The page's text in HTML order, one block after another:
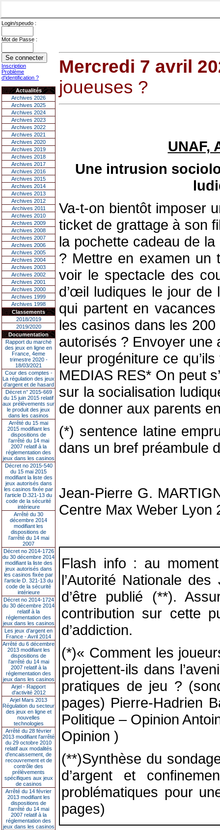
Login/speudo :
Mot de Passe :
Inscription
Problème
d'identification ?
Actualités
Archives 2026
Archives 2025
Archives 2024
Archives 2023
Archives 2022
Archives 2021
Archives 2020
Archives 2019
Archives 2018
Archives 2017
Archives 2016
Archives 2015
Archives 2014
Archives 2013
Archives 2012
Archives 2011
Archives 2010
Archives 2009
Archives 2008
Archives 2007
Archives 2006
Archives 2005
Archives 2004
Archives 2003
Archives 2002
Archives 2001
Archives 2000
Archives 1999
Archives 1998
Classements
2018/2019
2019/2020
Documentation
Rapport du marché
des jeux en ligne en
France, 4eme
trimestre 2020 -
18/03/2021
Cour des comptes -
La régulation des jeux
d’argent et de hasard
Décret n° 2015-669
du 15 juin 2015 relatif
aux prélèvements sur
le produit des jeux
dans les casinos
Arrêté du 15 mai
2015 modifiant les
dispositions de
l’arrêté du 14 mai
2007 relatif à la
réglementation des
jeux dans les casinos
Décret no 2015-540
du 15 mai 2015
modifiant la liste des
jeux autorisés dans
les casinos fixée par
l’article D.321-13 du
code de la sécurité
intérieure
Arrêté du 30
décembre 2014
modifiant les
dispositions de
l’arrêté du 14 mai
2007
Décret no 2014-1726
du 30 décembre 2014
modifiant la liste des
jeux autorisés dans
les casinos fixée par
l’article D. 321-13 du
code de la sécurité
intérieure
Décret no 2014-1724
du 30 décembre 2014
relatif à la
réglementation des
jeux dans les casinos
Les jeux d’argent en
France - Avril 2014
Arrêté du 6 décembre
2013 modifiant les
dispositions de
l’arrêté du 14 mai
2007 relatif à la
réglementation des
jeux dans les casinos
Arjel - Rapport
d'activité 2012
Arjel Mars 2013
Régulation du secteur
des jeux en ligne et
nouvelles
technologies
Arrêté du 28 février
2013 modifiant l'arrêté
du 29 octobre 2010
relatif aux modalités
d'encaissement, de
recouvrement et de
contrôle des
prélèvements
spécifiques aux jeux
de casinos
Arrêté du 14 février
2013 modifiant les
dispositions de
l'arrêté du 14 mai
2007 relatif à la
réglementation des
jeux dans les casinos
Mercredi 7 avril
joueuses ?
UNAF,
Une intrusion
Va-t-on bientôt imposer
ticket de grattage à son
la pochette cadeau de
? Mettre en examen un
voir le spectacle des
d’œil ludiques le jour de
qui partent en
les casinos dans les
autorisés ? Envoyer une
leur progéniture ce
MEDIAS RES* On peut
sur la socialisation
de donner aux parents
(*) sentence latine
dans un bref préambule
Jean-Pierre G.
Centre Max Weber Lyon
Flash info : au
l’Autorité Nationale
d’être publié (**).
contribution sur cette
d’addiction.
(*)« Comment les
projettent-ils dans
pratiques de jeu ?
pages) Pierre-Hadrien
Politique – Opinion
Opinion )
(**)Synthèse du
d’argent et
problématiques pour
pages)